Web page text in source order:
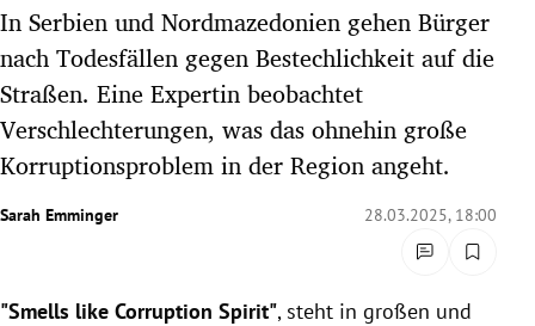
Untermenü
Untermenü
Untermenü
In Serbien und Nordmazedonien gehen Bürger
nach Todesfällen gegen Bestechlichkeit auf die
Straßen. Eine Expertin beobachtet
Verschlechterungen, was das ohnehin große
Korruptionsproblem in der Region angeht.
Sarah Emminger 28.03.2025, 18:00
"Smells like Corruption Spirit", steht in großen und